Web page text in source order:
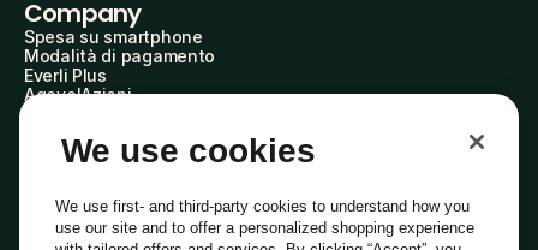
Company
Spesa su smartphone
Modalità di pagamento
Everli Plus
AgevolAzioni
Everli Shoppers
Scopri chi siamo
Domande frequenti
We use cookies
We use first- and third-party cookies to understand how you
use our site and to offer a personalized shopping experience